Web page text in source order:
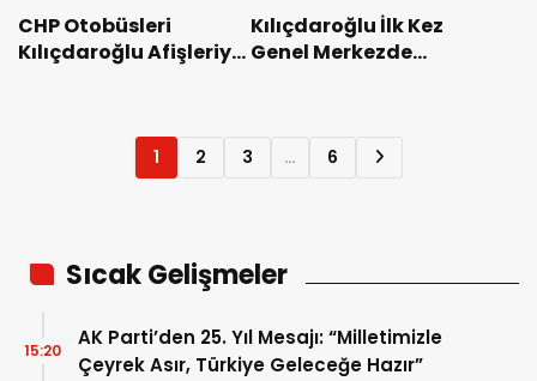
CHP Otobüsleri
Kılıçdaroğlu Afişleriyle
Kılıçdaroğlu İlk Kez
Genel Merkezde
1 2 3 … 6
Sıcak Gelişmeler
AK Parti’den 25. Yıl Mesajı: “Milletimizle
Çeyrek Asır, Türkiye Geleceğe Hazır”
15:20